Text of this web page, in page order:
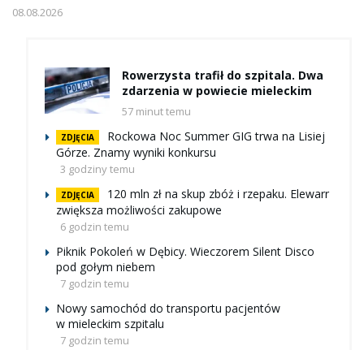
08.08.2026
Rowerzysta trafił do szpitala. Dwa
zdarzenia w powiecie mieleckim
57 minut temu
ZDJĘCIA
Rockowa Noc Summer GIG trwa na Lisiej
Górze. Znamy wyniki konkursu
3 godziny temu
ZDJĘCIA
120 mln zł na skup zbóż i rzepaku. Elewarr
zwiększa możliwości zakupowe
6 godzin temu
Piknik Pokoleń w Dębicy. Wieczorem Silent Disco
pod gołym niebem
7 godzin temu
Nowy samochód do transportu pacjentów
w mieleckim szpitalu
7 godzin temu